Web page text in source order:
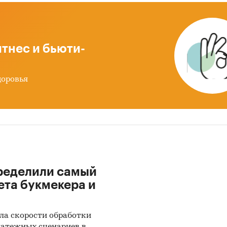
факторов инвестиционной привлекательности
и прогноз внешнеторговых поставок
развития рынка замороженного картофеля до
Федеральной налоговой службы
источники (сайты, порталы)
интернет-порталы правовой информации
и бьюти-
самый
букмекера и
скорости обработки